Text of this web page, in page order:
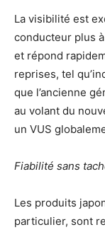
La visibilité est
conducteur plus
et répond
reprises, tel
que l’ancienne
au volant du
un VUS
Fiabilité sans
Les produits
particulier, sont